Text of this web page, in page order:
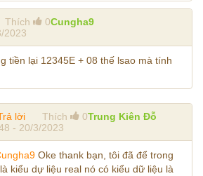
Cungha9
Thích
0
2023
tiền lại 12345E + 08 thế lsao mà tính
Trung Kiên Đỗ
lời Thích
0
- 20/3/2023
Oke thank bạn, tôi đã để trong
kiểu dự liệu real nó có kiểu dữ liệu là